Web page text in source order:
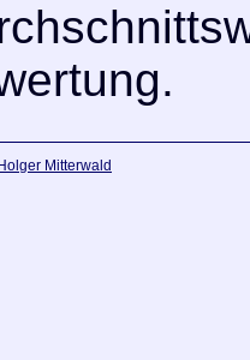
Holger Mitterwald